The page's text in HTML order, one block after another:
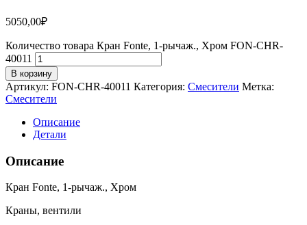
5050,00₽
Количество товара Кран Fonte, 1-рычаж., Хром FON-CHR-
40011
В корзину
Артикул: FON-CHR-40011 Категория: Смесители Метка:
Смесители
Описание
Детали
Описание
Кран Fonte, 1-рычаж., Хром
Краны, вентили